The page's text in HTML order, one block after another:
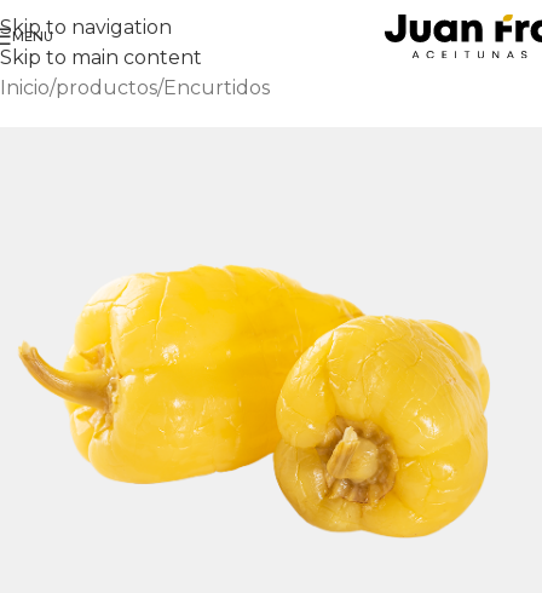
Skip to navigation
Skip to main content
MENU
Inicio/productos/Encurtidos